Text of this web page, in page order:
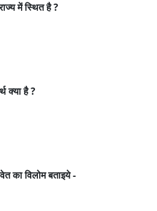
में स्थित है ?
क्या है ?
का विलोम बताइये -